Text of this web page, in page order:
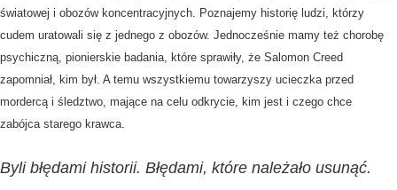
światowej i obozów koncentracyjnych. Poznajemy historię ludzi, którzy
cudem uratowali się z jednego z obozów. Jednocześnie mamy też chorobę
psychiczną, pionierskie badania, które sprawiły, że Salomon Creed
zapomniał, kim był. A temu wszystkiemu towarzyszy ucieczka przed
mordercą i śledztwo, mające na celu odkrycie, kim jest i czego chce
zabójca starego krawca.
Byli błędami historii. Błędami, które należało usunąć.